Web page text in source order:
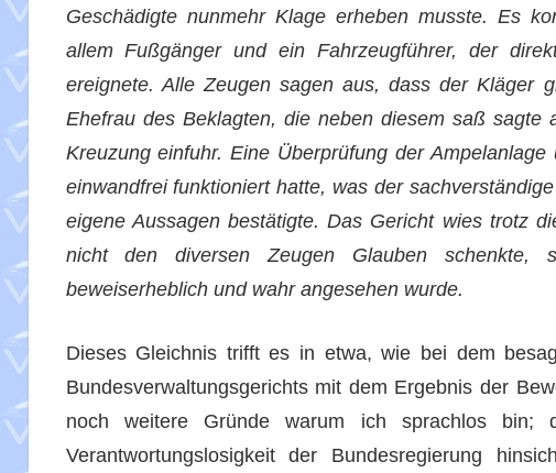
Geschädigte nunmehr Klage erheben musste. Es
allem Fußgänger und ein Fahrzeugführer, der
ereignete. Alle Zeugen sagen aus, dass der Kläger
Ehefrau des Beklagten, die neben diesem saß
Kreuzung einfuhr. Eine Überprüfung der
einwandfrei funktioniert hatte, was der
eigene Aussagen bestätigte. Das Gericht wies trotz
nicht den diversen Zeugen Glauben
beweiserheblich und wahr angesehen wurde.
Dieses Gleichnis trifft es in etwa, wie bei dem
Bundesverwaltungsgerichts mit dem Ergebnis der
noch weitere Gründe warum ich sprachlos bin;
Verantwortungslosigkeit der Bundesregierung